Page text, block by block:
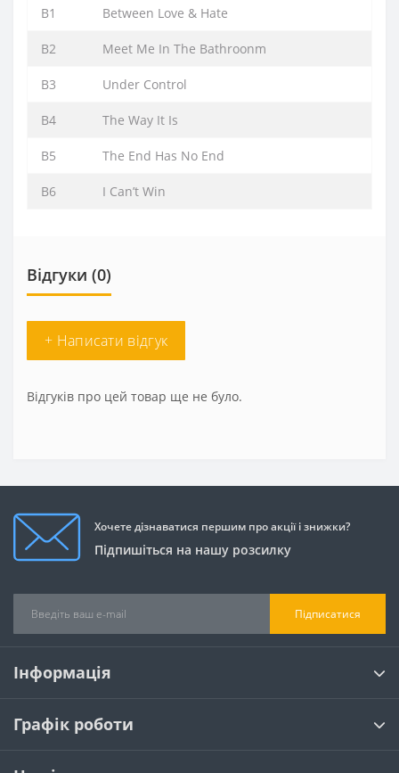
B1 Between Love & Hate
B2 Meet Me In The Bathroonm
B3 Under Control
B4 The Way It Is
B5 The End Has No End
B6 I Can’t Win
Відгуки (0)
+ Написати відгук
Відгуків про цей товар ще не було.
Хочете дізнаватися першим про акції і знижки?
Підпишіться на нашу розсилку
Підписатися
Інформація
Графік роботи